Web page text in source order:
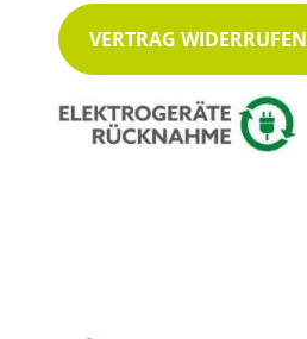
VERTRAG WIDERRUFEN